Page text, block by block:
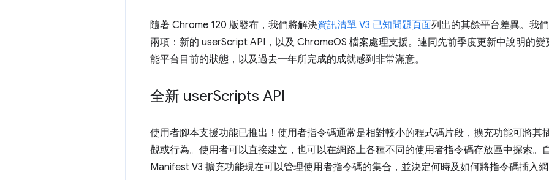
隨著 Chrome 120 版發布，我們將解決資訊清單 V3 已知問題頁面列出的其餘平台差異。我
兩項：新的 userScript API，以及 ChromeOS 檔案處理支援。連同先前季度更新中說明的
能平台目前的狀態，以及過去一年所完成的成就感到非常滿意。
全新 userScripts API
使用者腳本支援功能已推出！使用者指令碼通常是相對較小的程式碼片段，擴充功能可將其
觀或行為。使用者可以直接建立，也可以在網路上各種不同的使用者指令碼存放區中探索。
Manifest V3 擴充功能現在可以管理使用者指令碼的集合，並決定何時及如何將指令碼插入